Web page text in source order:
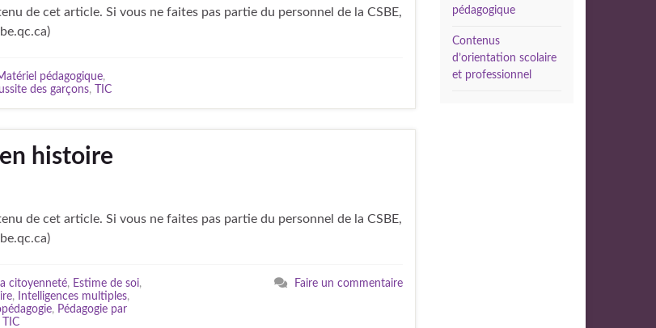
de cet article. Si vous ne faites pas partie du personnel de la CSBE,
pédagogique,
des garçons, TIC
histoire
de cet article. Si vous ne faites pas partie du personnel de la CSBE,
citoyenneté, Estime de soi,
, Intelligences multiples,
, Pédagogie par
TIC
Faire un commentaire
pédagogique
Contenus
d’orientation scolaire
et professionnel